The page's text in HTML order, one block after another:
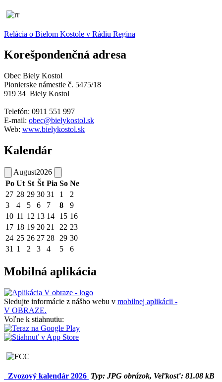
Relácia o Bielom Kostole v Rádiu Regina
Korešpondenčná adresa
Obec Biely Kostol
Pionierske námestie č. 5475/18
919 34 Biely Kostol
Telefón: 0911 551 997
E-mail: obec@bielykostol.sk
Web: www.bielykostol.sk
Kalendár
August2026
Po Ut St Št Pia So Ne
27 28 29 30 31 1
2
3
4 5 6 7 8
9
10 11 12 13 14 15 16
17 18 19 20 21 22 23
24 25 26 27 28 29 30
31 1 2 3 4 5 6
Mobilná aplikácia
Sledujte informácie z nášho webu v mobilnej aplikácii -
V OBRAZE.
Voľne k stiahnutiu:
Zvozový kalendár 2026 Typ: JPG obrázok, Veľkosť: 81.08 kB